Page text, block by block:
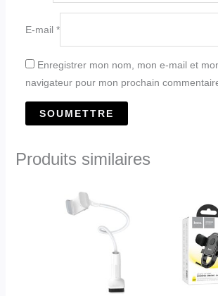
E-mail *
Enregistrer mon nom, mon e-mail et
navigateur pour mon prochain
Produits similaires